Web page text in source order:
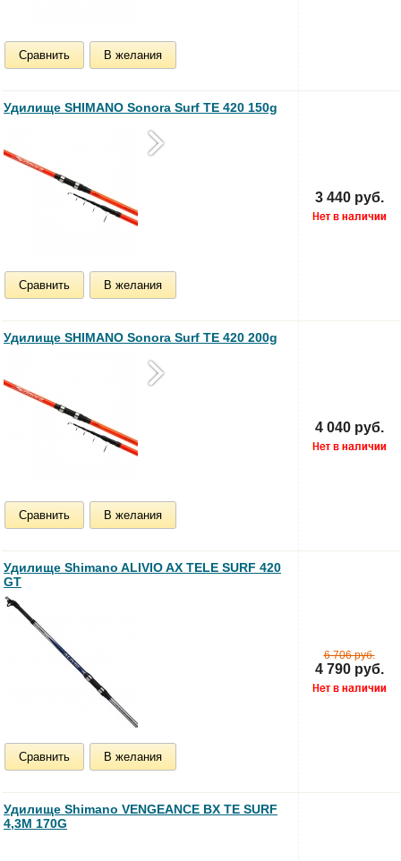
Сравнить В желания
Удилище SHIMANO Sonora Surf TE 420 150g
Сравнить В желания
3 440 руб.
Удилище SHIMANO Sonora Surf TE 420 200g
Сравнить В желания
4 040 руб.
Удилище Shimano ALIVIO AX TELE SURF 420
GT
Сравнить В желания
6 706 руб.
4 790 руб.
Удилище Shimano VENGEANCE BX TE SURF
4,3M 170G